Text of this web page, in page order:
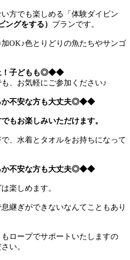
方でも楽しめる「体験ダイビン
ングをする） プランです。
OK♪色とりどりの魚たちやサンゴ
！子どもも◎◆◆
、お気軽にご参加ください♪
不安な方も大丈夫◎◆◆
もお楽しみいただけます。
、水着とタオルをお持ちになって
不安な方も大丈夫◎◆◆
楽しめます。
継ぎができないなんてこともあり
ロープでサポートいたしますの
い。